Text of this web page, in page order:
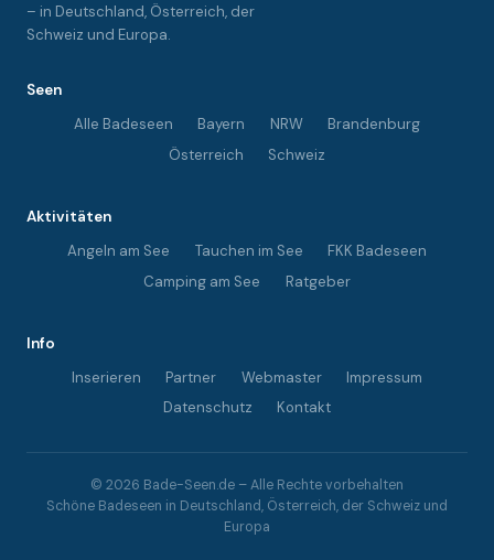
– in Deutschland, Österreich, der
Schweiz und Europa.
Seen
Alle Badeseen
Bayern NRW
Brandenburg
Österreich
Schweiz
Aktivitäten
Angeln am See
Tauchen im See
FKK Badeseen
Camping am See
Ratgeber
Info
Inserieren
Partner Webmaster
Impressum
Datenschutz
Kontakt
© 2026 Bade-Seen.de – Alle Rechte vorbehalten
Schöne Badeseen in Deutschland, Österreich, der Schweiz und
Europa